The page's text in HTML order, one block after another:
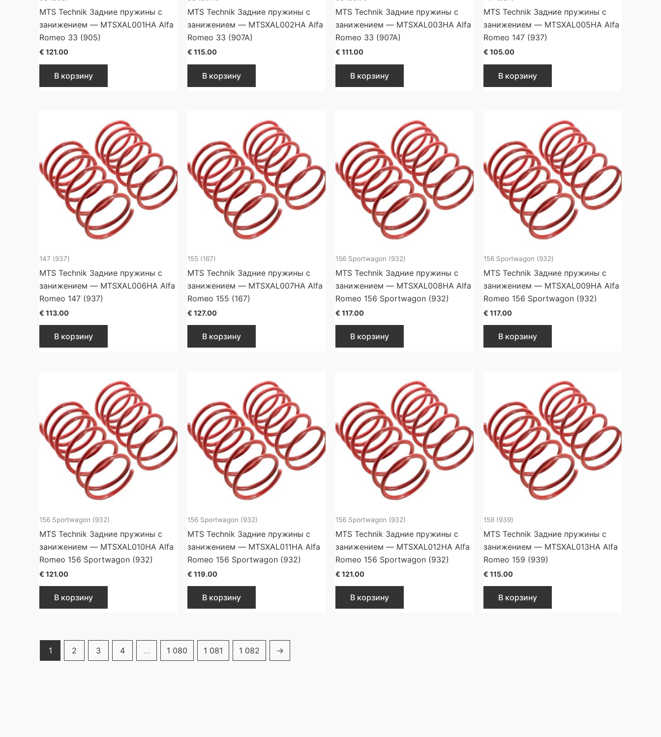
MTS Technik Задние пружины с
занижением — MTSXAL001HA Alfa
Romeo 33 (905)
€ 121.00
В корзину
MTS Technik Задние пружины с
занижением — MTSXAL002HA Alfa
Romeo 33 (907A)
€ 115.00
В корзину
MTS Technik Задние пружины с
занижением — MTSXAL003HA Alfa
Romeo 33 (907A)
€ 111.00
В корзину
MTS Technik Задние пружины с
занижением — MTSXAL005HA Alfa
Romeo 147 (937)
€ 105.00
В корзину
147 (937)
MTS Technik Задние пружины с
занижением — MTSXAL006HA Alfa
Romeo 147 (937)
€ 113.00
В корзину
155 (167)
MTS Technik Задние пружины с
занижением — MTSXAL007HA Alfa
Romeo 155 (167)
€ 127.00
В корзину
156 Sportwagon (932)
MTS Technik Задние пружины с
занижением — MTSXAL008HA Alfa
Romeo 156 Sportwagon (932)
€ 117.00
В корзину
156 Sportwagon (932)
MTS Technik Задние пружины с
занижением — MTSXAL009HA Alfa
Romeo 156 Sportwagon (932)
€ 117.00
В корзину
156 Sportwagon (932)
MTS Technik Задние пружины с
занижением — MTSXAL010HA Alfa
Romeo 156 Sportwagon (932)
€ 121.00
В корзину
156 Sportwagon (932)
MTS Technik Задние пружины с
занижением — MTSXAL011HA Alfa
Romeo 156 Sportwagon (932)
€ 119.00
В корзину
156 Sportwagon (932)
MTS Technik Задние пружины с
занижением — MTSXAL012HA Alfa
Romeo 156 Sportwagon (932)
€ 121.00
В корзину
159 (939)
MTS Technik Задние пружины с
занижением — MTSXAL013HA Alfa
Romeo 159 (939)
€ 115.00
В корзину
1 2 3 4 … 1 080 1 081 1 082 →